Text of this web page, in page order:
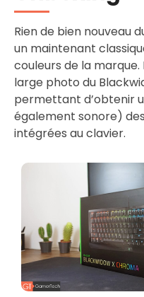
Rien de bien nouveau
un maintenant
couleurs de la
large photo du
permettant d’obtenir
également sonore)
intégrées au clavier.